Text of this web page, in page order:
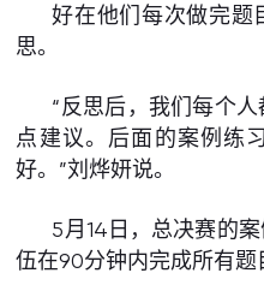
好在他们每次做完题
思。
“反思后，我们每个
点建议。后面的案例练
好。”刘烨妍说。
5月14日，总决赛的
伍在90分钟内完成所有题